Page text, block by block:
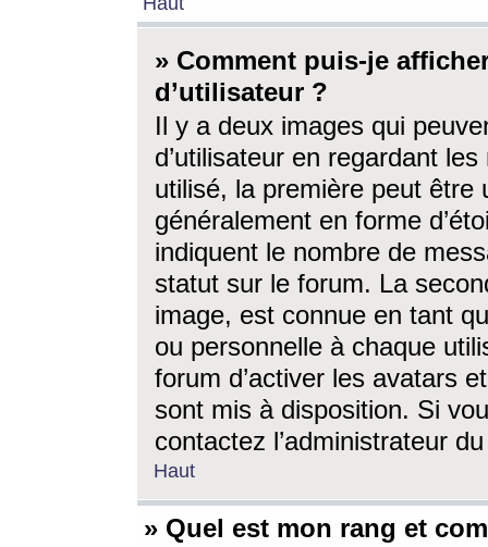
» Comment puis-je
d’utilisateur ?
Il y a deux images qui
d’utilisateur en regardant
utilisé, la première peut être
généralement en forme
indiquent le nombre de
statut sur le forum. La
image, est connue en tant
ou personnelle à chaque
forum d’activer les avatars
sont mis à disposition. Si
contactez l’administrateur
Haut
» Quel est mon rang et